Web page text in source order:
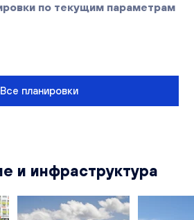
Все планировки
по текущим параметрам
и инфраструктура